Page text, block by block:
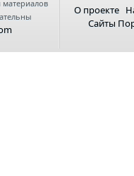
О проекте
Сайты